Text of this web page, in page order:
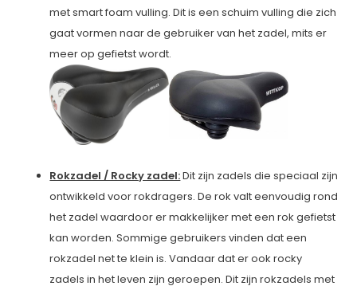
met smart foam vulling. Dit is een schuim vulling die zich
gaat vormen naar de gebruiker van het zadel, mits er
meer op gefietst wordt.
Rokzadel / Rocky zadel:Dit zijn zadels die speciaal zijn
ontwikkeld voor rokdragers. De rok valt eenvoudig rond
het zadel waardoor er makkelijker met een rok gefietst
kan worden. Sommige gebruikers vinden dat een
rokzadel net te klein is. Vandaar dat er ook rocky
zadels in het leven zijn geroepen. Dit zijn rokzadels met